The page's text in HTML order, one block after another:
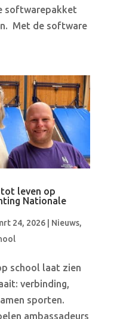
softwarepakket
Met de software
leven op
Nationale
24, 2026| Nieuws,
school laat zien
verbinding,
sporten.
ambassadeurs